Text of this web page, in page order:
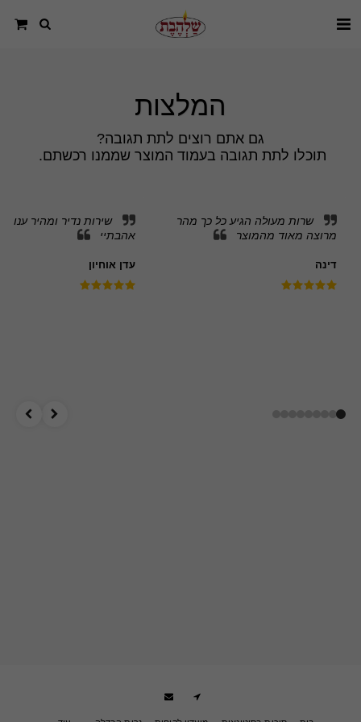
המלצות
תוכלו לתת תגובה בעמוד המוצר שממנו רכשתם.
שרות מעולה הגיע כל כך מהר
מרוצה מאוד מהמוצר
דינה
שירות נדיר ומהיר ענו
אהבתיי
עדן אוחיון